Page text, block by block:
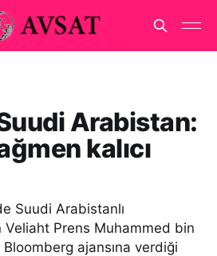
Arabistan:
kalıcı
Suudi Arabistanlı
Veliaht Prens Muhammed bin
Bloomberg ajansına verdiği